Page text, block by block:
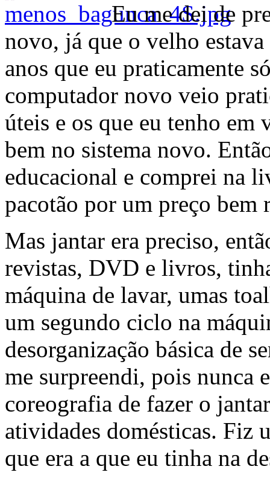
Eu me dei de
novo, já que o velho estava
anos que eu praticamente
computador novo veio
úteis e os que eu tenho em
bem no sistema novo.
educacional e comprei na
pacotão por um preço bem
Mas jantar era preciso,
revistas, DVD e livros,
máquina de lavar, umas
um segundo ciclo na
desorganização básica de
me surpreendi, pois nunca
coreografia de fazer o
atividades domésticas. Fiz
que era a que eu tinha na